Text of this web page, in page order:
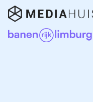
Het continu
systemen en
en beheersbaarheid